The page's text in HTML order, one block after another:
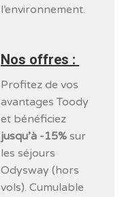
l’environnement.
Nos offres :
Profitez de vos
avantages Toody
et bénéficiez
jusqu’à -15% sur
les séjours
Odysway (hors
vols). Cumulable